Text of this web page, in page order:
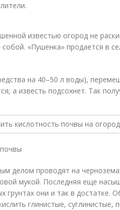
известью огород не
«Пушенка» продается в
на 40–50 л воды),
а известь подсохнет. Так
делом проводят на
мукой. Последняя еще
грунтах они и так в достатке.
глинистые, суглинистые,